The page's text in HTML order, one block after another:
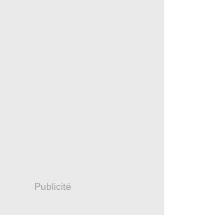
Publicité